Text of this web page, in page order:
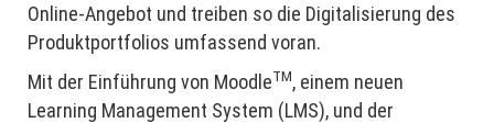
Online-Angebot und treiben so die Digitalisierung des
Produktportfolios umfassend voran.
Mit der Einführung von MoodleTM, einem neuen
Learning Management System (LMS), und der